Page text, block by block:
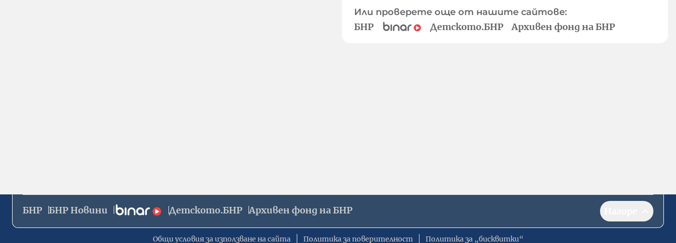
Или проверете още от нашите сайтове:
БНР Детското.БНР Архивен фонд на БНР
БНР БНР Новини Детското.БНР Архивен фонд на БНР
Общи условия за използване на сайта Политика за поверителност Политика за „бисквитки“